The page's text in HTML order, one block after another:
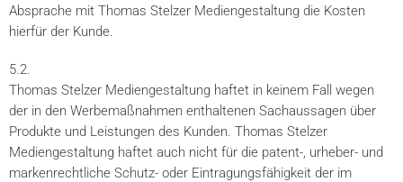
Absprache mit Thomas Stelzer Mediengestaltung die Kosten
hierfür der Kunde.
5.2.
Thomas Stelzer Mediengestaltung haftet in keinem Fall wegen
der in den Werbemaßnahmen enthaltenen Sachaussagen über
Produkte und Leistungen des Kunden. Thomas Stelzer
Mediengestaltung haftet auch nicht für die patent-, urheber- und
markenrechtliche Schutz- oder Eintragungsfähigkeit der im